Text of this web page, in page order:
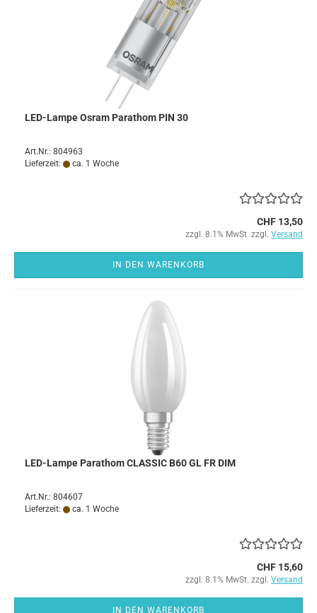
LED-Lampe Osram Parathom PIN 30
Art.Nr.: 804963
Lieferzeit:
ca. 1 Woche
CHF 13,50
zzgl. 8.1% MwSt. zzgl. Versand
IN DEN WARENKORB
LED-Lampe Parathom CLASSIC B60 GL FR DIM
Art.Nr.: 804607
Lieferzeit:
ca. 1 Woche
CHF 15,60
zzgl. 8.1% MwSt. zzgl. Versand
IN DEN WARENKORB